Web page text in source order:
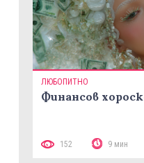
ЛЮБОПИТНО
Финансов
152 9 мин